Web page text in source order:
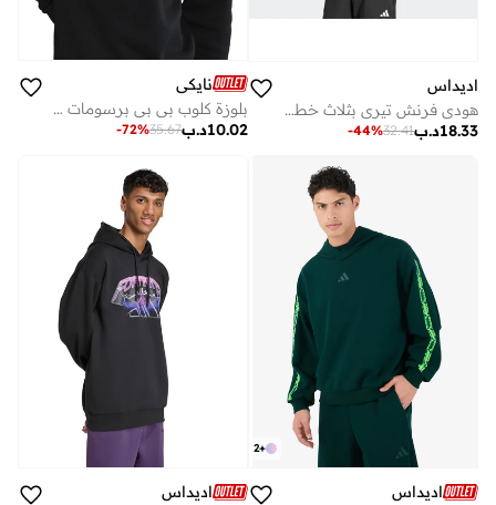
اديداس
هودي فرنش تيري بثلاث خطوط أساسي
د.ب18.33
32.41
-44%
نايكي
بلوزة كلوب بي بي برسومات بياقة دائرية
د.ب10.02
35.67
-72%
+
2
اديداس
اديداس